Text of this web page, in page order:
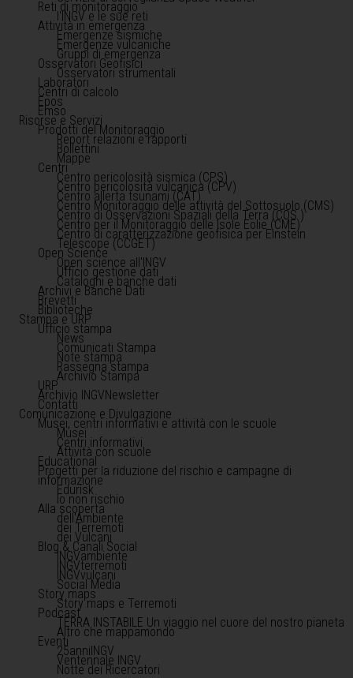
Reti di monitoraggio
l'INGV e le sue reti
Attività in emergenza
Emergenze sismiche
Emergenze vulcaniche
Gruppi di emergenza
Osservatori Geofisici
Osservatori strumentali
Laboratori
Centri di calcolo
Epos
Emso
Risorse e Servizi
Prodotti del Monitoraggio
Report relazioni e rapporti
Bollettini
Mappe
Centri
Centro pericolosità sismica (CPS)
Centro pericolosità vulcanica (CPV)
Centro allerta tsunami (CAT)
Centro Monitoraggio delle attività del Sottosuolo (CMS)
Centro di Osservazioni Spaziali della Terra (COS )
Centro per il Monitoraggio delle Isole Eolie (CME)
Centro di caratterizzazione geofisica per Einstein
Telescope (CCGET)
Open Science
Open science all'INGV
Ufficio gestione dati
Cataloghi e banche dati
Archivi e Banche Dati
Brevetti
Biblioteche
Stampa e URP
Ufficio stampa
News
Comunicati Stampa
Note stampa
Rassegna stampa
Archivio Stampa
URP
Archivio INGVNewsletter
Contatti
Comunicazione e Divulgazione
Musei, centri informativi e attività con le scuole
Musei
Centri informativi
Attività con scuole
Educational
Progetti per la riduzione del rischio e campagne di
informazione
Edurisk
Io non rischio
Alla scoperta
dell'Ambiente
dei Terremoti
dei Vulcani
Blog & Canali Social
INGVambiente
INGVterremoti
INGVvulcani
Social Media
Story maps
Story maps e Terremoti
Podcast
TERRA INSTABILE Un viaggio nel cuore del nostro pianeta
Altro che mappamondo
Eventi
25anniINGV
Ventennale INGV
Notte dei Ricercatori